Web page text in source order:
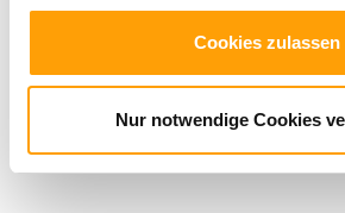
Cookies zulassen
Nur notwendige Cookies
für maximalen Komfort
im Alltag. So können
spielen, toben und die
Welt entdecken.